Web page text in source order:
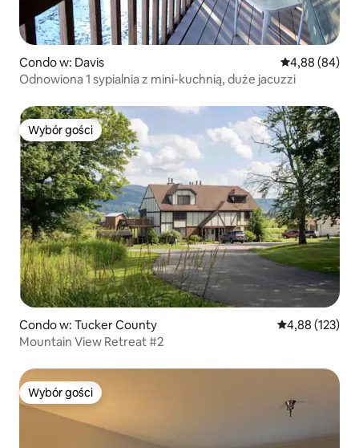
Condo w: Davis Średnia
4,88 (84)
Odnowiona 1 sypialnia z mini-kuchnią, duże jacuzzi
Wybór gości
Wybór gości
Condo w: Tucker County Średnia
4,88 (123)
Mountain View Retreat #2
Wybór gości
Wybór gości